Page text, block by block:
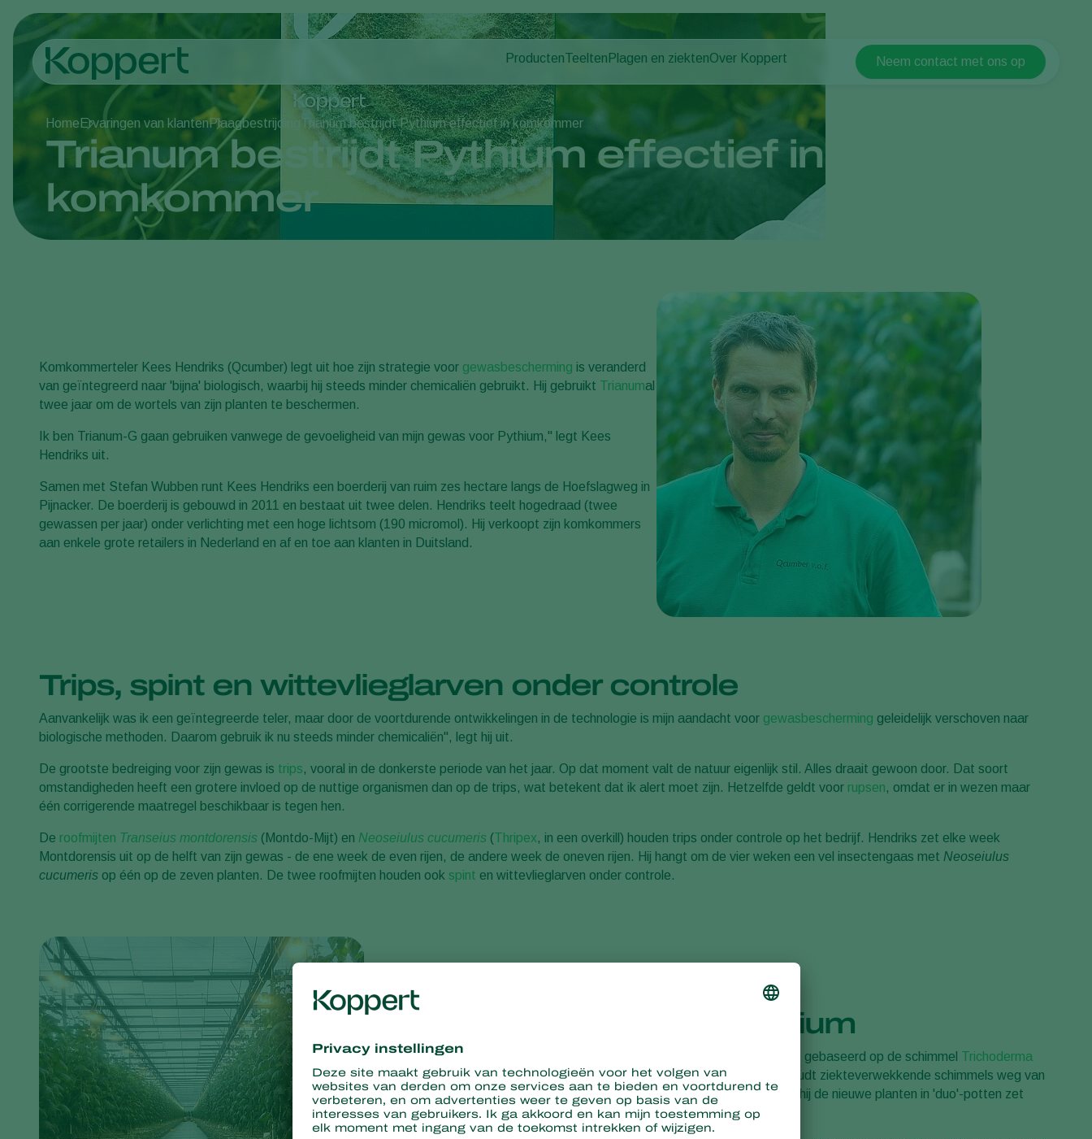
Producten
Plaagbestrijding
Ziektebestrijding
Bestuiving
Weerbaar telen
Uitzettechnieken
Teelten
Siergewassen
Vollegrondsgroenten
Akkerbouwgewassen
Plagen en ziekten
Ziektebestrijding
Over Koppert
Nieuws en informatie
Werken bij Koppert
Contact
Koppert Global
Belgium
Finland (Swedish)
Germany
Greece
Hungary
India
Italy
Netherlands
Spain
Switzerland
USA
United Kingdom
Neem contact met ons op
Home Ervaringen van klantenPlaagbestrijdingTrianum bestrijdt Pythium effectief in komkommer
Trianum bestrijdt Pythium effectief in
komkommer
Komkommerteler Kees Hendriks (Qcumber) legt uit hoe zijn strategie voor gewasbescherming is veranderd
van geïntegreerd naar 'bijna' biologisch, waarbij hij steeds minder chemicaliën gebruikt. Hij gebruikt Trianumal
twee jaar om de wortels van zijn planten te beschermen.
Ik ben Trianum-G gaan gebruiken vanwege de gevoeligheid van mijn gewas voor Pythium," legt Kees
Hendriks uit.
Samen met Stefan Wubben runt Kees Hendriks een boerderij van ruim zes hectare langs de Hoefslagweg in
Pijnacker. De boerderij is gebouwd in 2011 en bestaat uit twee delen. Hendriks teelt hogedraad (twee
gewassen per jaar) onder verlichting met een hoge lichtsom (190 micromol). Hij verkoopt zijn komkommers
aan enkele grote retailers in Nederland en af en toe aan klanten in Duitsland.
Trips, spint en wittevlieglarven onder controle
Aanvankelijk was ik een geïntegreerde teler, maar door de voortdurende ontwikkelingen in de technologie is mijn aandacht voor gewasbescherming geleidelijk verschoven naar
biologische methoden. Daarom gebruik ik nu steeds minder chemicaliën", legt hij uit.
De grootste bedreiging voor zijn gewas is trips, vooral in de donkerste periode van het jaar. Op dat moment valt de natuur eigenlijk stil. Alles draait gewoon door. Dat soort
omstandigheden heeft een grotere invloed op de nuttige organismen dan op de trips, wat betekent dat ik alert moet zijn. Hetzelfde geldt voor rupsen, omdat er in wezen maar
één corrigerende maatregel beschikbaar is tegen hen.
De roofmijten Transeius montdorensis (Montdo-Mijt) en Neoseiulus cucumeris (Thripex, in een overkill) houden trips onder controle op het bedrijf. Hendriks zet elke week
Montdorensis uit op de helft van zijn gewas - de ene week de even rijen, de andere week de oneven rijen. Hij hangt om de vier weken een vel insectengaas met Neoseiulus
cucumeris op één op de zeven planten. De twee roofmijten houden ook spint en wittevlieglarven onder controle.
Gevoeligheid voor Pythium
Kees begon Trianum-G te gebruiken in 2020. Het product, dat is gebaseerd op de schimmel Trichoderma
harzianumT-22, koloniseert het wortelgestel van de plant en houdt ziekteverwekkende schimmels weg van
de wortels. Hij doet twee gram Trianium-G op elke mat voordat hij de nieuwe planten in 'duo'-potten zet
(twee planten in één steenwolblokje).